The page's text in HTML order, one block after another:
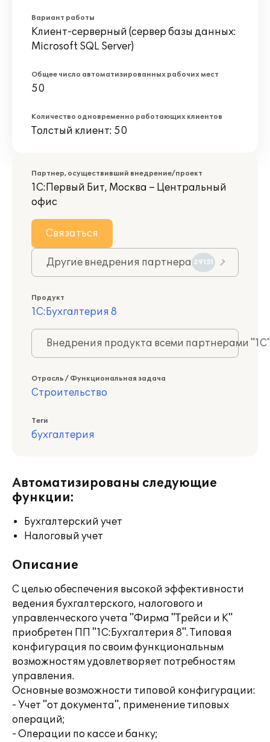
Вариант работы
Клиент-серверный (сервер базы данных:
Microsoft SQL Server)
Общее число автоматизированных рабочих мест
50
Количество одновременно работающих клиентов
Толстый клиент: 50
Партнер, осуществивший внедрение/проект
1С:Первый Бит, Москва – Центральный
офис
Связаться
Другие внедрения партнера 29151
Продукт
1С:Бухгалтерия 8
Внедрения продукта всеми партнерами
Отрасль / Функциональная задача
Строительство
Теги
бухгалтерия
Автоматизированы следующие
функции:
Бухгалтерский учет
Налоговый учет
Описание
С целью обеспечения высокой эффективности
ведения бухгалтерского, налогового и
управленческого учета "Фирма "Трейси и К"
приобретен ПП "1С:Бухгалтерия 8". Типовая
конфигурация по своим функциональным
возможностям удовлетворяет потребностям
управления.
Основные возможности типовой конфигурации:
- Учет "от документа", применение типовых
операций;
- Операции по кассе и банку;